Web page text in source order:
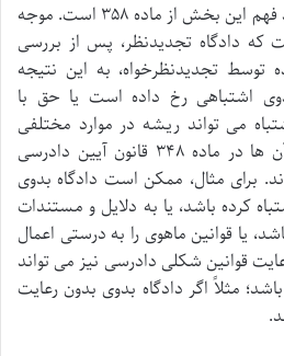
در این عبارت، کلید فهم این بخش از ماده ۳۵۸ است. موجه
که دادگاه تجدیدنظر، پس از بررسی
توسط تجدیدنظرخواه، به این نتیجه
اشتباهی رخ داده است یا حق با
می تواند ریشه در موارد مختلفی
داشته باشد که مهم ترین آن ها در ماده ۳۴۸ قانون آیین دادرسی
برای مثال، ممکن است دادگاه بدوی
کرده باشد، یا به دلایل و مستندات
یا قوانین ماهوی را به درستی اعمال
قوانین شکلی دادرسی نیز می تواند
مثلاً اگر دادگاه بدوی بدون رعایت